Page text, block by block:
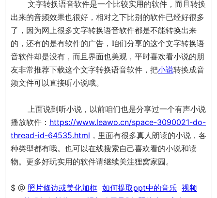
文字转换语音软件是一个比较实用的软件，而且转换
出来的音频效果也很好，相对之下比别的软件已经好很多
了，因为网上很多文字转换语音软件都是不能转换出来
的，还有的是有软件的广告，咱们分享的这个文字转换语
音软件却是没有，而且界面也美观，平时喜欢看小说的朋
友非常推荐下载这个文字转换语音软件，把小说转换成音
频文件可以直接听小说哦。
上面说到听小说，以前咱们也是分享过一个有声小说
播放软件： https://www.leawo.cn/space-3090021-do-
thread-id-64535.html ，里面有很多真人朗读的小说，各
种类型都有哦。也可以在线搜索自己喜欢看的小说和读
物。更多好玩实用的软件请继续关注狸窝家园。
$ @ 照片修边或美化加框 如何提取ppt中的音乐 视频